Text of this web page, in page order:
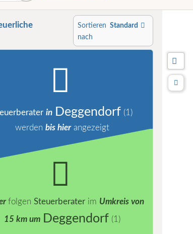
Sortieren
nach
Standard
in Deggendorf (1)
werden bis hierangezeigt
folgen Steuerberaterim Umkreis von
15 km um Deggendorf (1)